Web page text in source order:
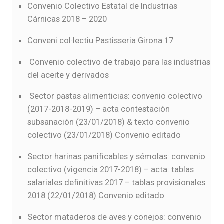
Convenio Colectivo Estatal de Industrias
Cárnicas 2018 – 2020
Conveni col·lectiu Pastisseria Girona 17
Convenio colectivo de trabajo para las industrias
del aceite y derivados
Sector pastas alimenticias: convenio colectivo
(2017-2018-2019) – acta contestación
subsanación (23/01/2018) & texto convenio
colectivo (23/01/2018) Convenio editado
Sector harinas panificables y sémolas: convenio
colectivo (vigencia 2017-2018) – acta: tablas
salariales definitivas 2017 – tablas provisionales
2018 (22/01/2018) Convenio editado
Sector mataderos de aves y conejos: convenio